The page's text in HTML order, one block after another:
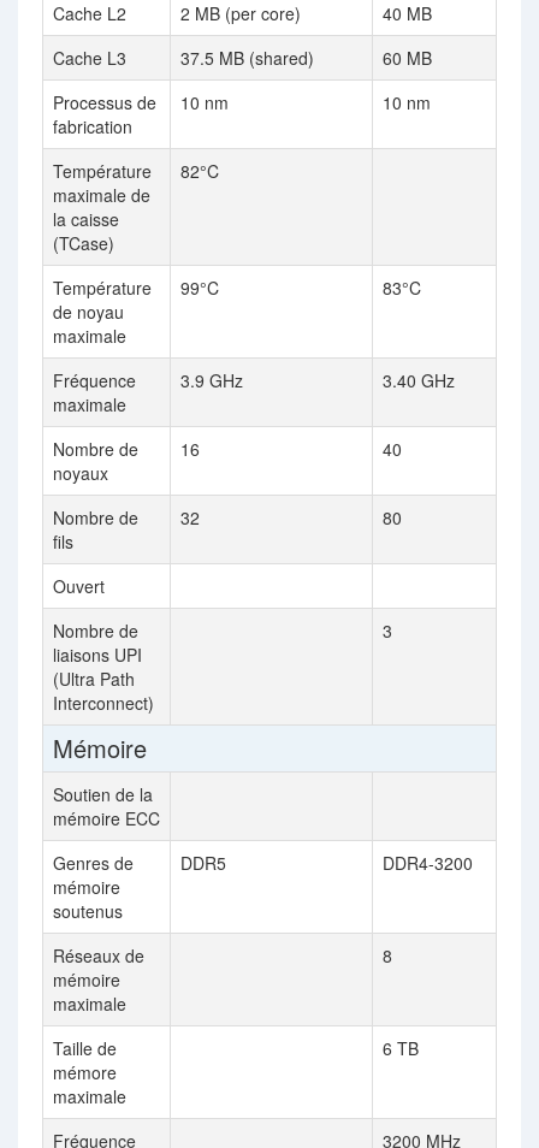
Cache L2
2 MB (per core)
40 MB
Cache L3
37.5 MB (shared)
60 MB
Processus de
fabrication
10 nm 10 nm
Température
maximale de
la caisse
(TCase)
82°C
Température
de noyau
maximale
99°C 83°C
Fréquence
maximale
3.9 GHz 3.40 GHz
Nombre de
noyaux
16 40
Nombre de
fils
32 80
Ouvert
Nombre de
liaisons UPI
(Ultra Path
Interconnect)
3
Mémoire
Soutien de la
mémoire ECC
Genres de
mémoire
soutenus
DDR5 DDR4-3200
Réseaux de
mémoire
maximale
8
Taille de
mémore
maximale
6 TB
Fréquence
3200 MHz